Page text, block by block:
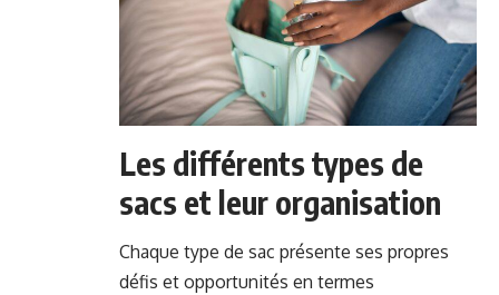
Les différents types de
sacs et leur organisation
Chaque type de sac présente ses propres
défis et opportunités en termes